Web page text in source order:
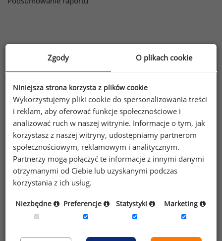
Informacje o raporcie
Informacje zawarte w raporcie
Warunki korzystania z Raportu Płacowego
Informacja dot. przetwarzania danych z
publicznych źródeł danych, w raportach
płacowych
roku
Zgody O plikach cookie
Niniejsza strona korzysta z plików cookie
Wykorzystujemy pliki cookie do spersonalizowania treści
i reklam, aby oferować funkcje społecznościowe i
analizować ruch w naszej witrynie. Informacje o tym, jak
korzystasz z naszej witryny, udostępniamy partnerom
społecznościowym, reklamowym i analitycznym.
Partnerzy mogą połączyć te informacje z innymi danymi
otrzymanymi od Ciebie lub uzyskanymi podczas
korzystania z ich usług.
Niezbędne Preferencje Statystyki Marketing